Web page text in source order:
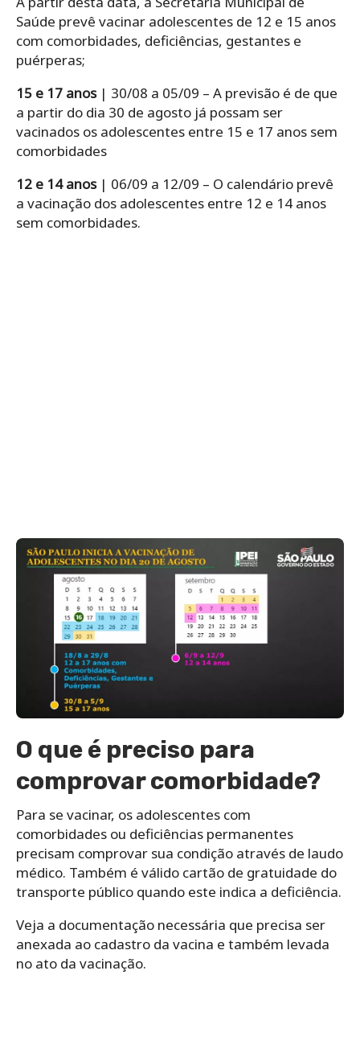
Saúde prevê vacinar adolescentes de 12 e 15 anos
com comorbidades, deficiências, gestantes e
puérperas;
15 e 17 anos| 30/08 a 05/09 – A previsão é de que
a partir do dia 30 de agosto já possam ser
vacinados os adolescentes entre 15 e 17 anos sem
comorbidades
12 e 14 anos| 06/09 a 12/09 – O calendário prevê
a vacinação dos adolescentes entre 12 e 14 anos
sem comorbidades.
O que é preciso para
comprovar comorbidade?
Para se vacinar, os adolescentes com
comorbidades ou deficiências permanentes
precisam comprovar sua condição através de laudo
médico. Também é válido cartão de gratuidade do
transporte público quando este indica a deficiência.
Veja a documentação necessária que precisa ser
anexada ao cadastro da vacina e também levada
no ato da vacinação.